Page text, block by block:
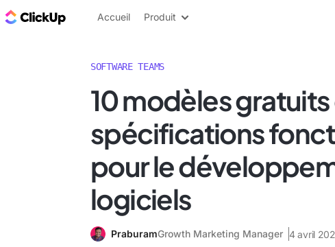
ClickUp Blog
Accueil Produit
SOFTWARE TEAMS
10 modèles
spécifications
pour le
logiciels
PraburamGrowth Marketing Manager 4 avril